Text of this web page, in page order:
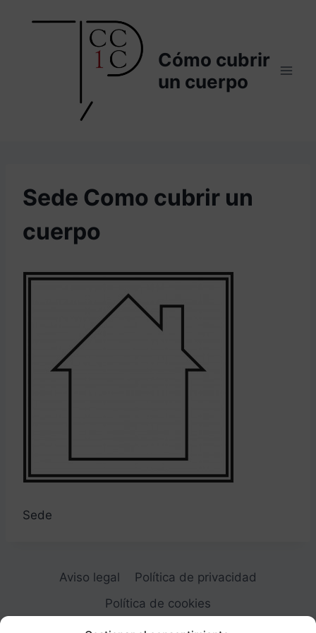
Cómo cubrir
un cuerpo
Sede Como cubrir un
cuerpo
Sede
Aviso legal
Política de privacidad
Política de cookies